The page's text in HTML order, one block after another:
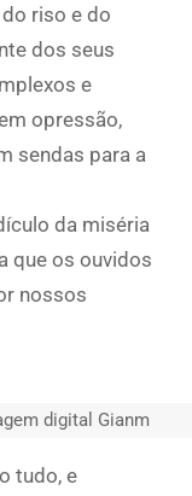
riso e do
dos seus
e
opressão,
sendas para a
da miséria
que os ouvidos
nossos
digital Gianm
tudo, e